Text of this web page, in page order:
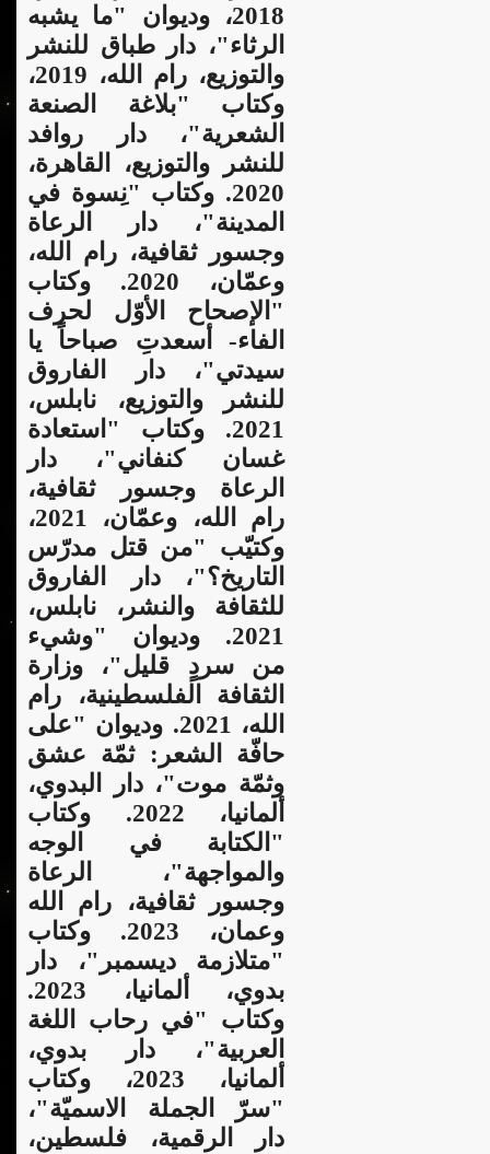
2018، وديوان "ما يشبه
الرثاء"، دار طباق للنشر
والتوزيع، رام الله، 2019،
وكتاب "بلاغة الصنعة
الشعرية"، دار روافد
للنشر والتوزيع، القاهرة،
2020. وكتاب "نِسوة في
المدينة"، دار الرعاة
وجسور ثقافية، رام الله،
وعمّان، 2020. وكتاب
"الإصحاح الأوّل لحرف
الفاء- أسعدتِ صباحاً يا
سيدتي"، دار الفاروق
للنشر والتوزيع، نابلس،
2021. وكتاب "استعادة
غسان كنفاني"، دار
الرعاة وجسور ثقافية،
رام الله، وعمّان، 2021،
وكتيّب "من قتل مدرّس
التاريخ؟"،دار الفاروق
للثقافة والنشر، نابلس،
2021. وديوان "وشيء
من سردٍ قليل"، وزارة
الثقافة الفلسطينية، رام
الله، 2021. وديوان "على
حافّة الشعر: ثمّة عشق
وثمّة موت"، دار البدوي،
ألمانيا، 2022. وكتاب
"الكتابة في الوجه
والمواجهة"، الرعاة
وجسور ثقافية، رام الله
وعمان، 2023. و
كتاب
"متلازمة ديسمبر"، دار
بدوي، ألمانيا، 2023.
وكتاب "في رحاب اللغة
العربية"، دار بدوي،
ألمانيا، 2023، وكتاب
"سرّ الجملة الاسميّة"،
دار الرقمية، فلسطين،